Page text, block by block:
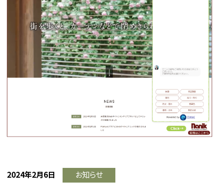
2024年2月6日 お知らせ